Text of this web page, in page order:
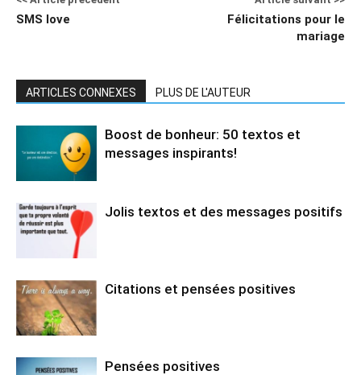
SMS love
Félicitations pour le
mariage
ARTICLES CONNEXES PLUS DE L'AUTEUR
Boost de bonheur: 50 textos et
messages inspirants!
Jolis textos et des messages positifs
Citations et pensées positives
Pensées positives